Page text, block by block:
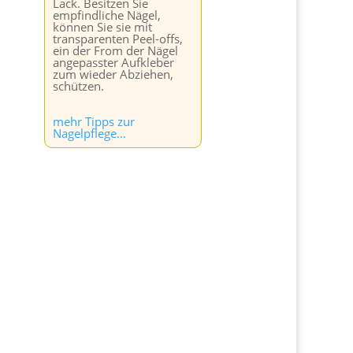
Lack. Besitzen Sie
empfindliche Nägel,
können Sie sie mit
transparenten Peel-offs,
ein der From der Nägel
angepasster Aufkleber
zum wieder Abziehen,
schützen.
mehr Tipps zur
Nagelpflege…